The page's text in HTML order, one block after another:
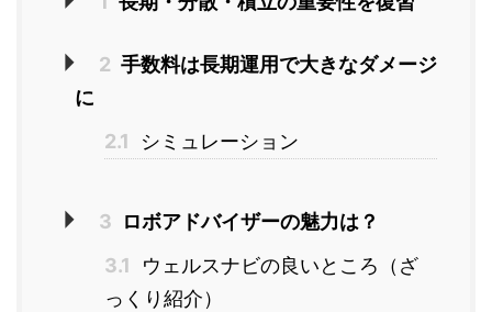
2 手数料は長期運用で大きなダメージ
に
2.1
シミュレーション
3
ロボアドバイザーの魅力は？
3.1
ウェルスナビの良いところ（ざ
っくり紹介）